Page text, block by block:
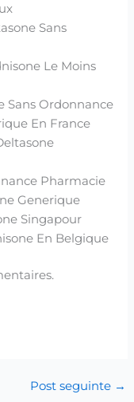
Sans
Le Moins
Sans Ordonnance
En France
Pharmacie
Generique
Singapour
En Belgique
Post seguinte →